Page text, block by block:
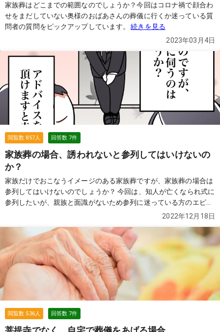
家族葬はどこまでの範囲なのでしょうか？今回はコロナ禍で顔合わ
せをまだしていない奥様のおばあさんの葬儀に行くか迷っている質
問者の質問をピックアップしています。
続きを見る
2023年03月4日
閲覧数 857人 回答数7件
家族葬の場合、誘われないと参列してはいけないの
か？
家族だけでおこなうイメージのある家族葬ですが、家族葬の場合は
参列してはいけないのでしょうか？ 今回は、知人が亡くなられ式に
参列したいが、親族と面識がないため参列に迷っている方のエピソ
2022年12月18日
閲覧数 536人 回答数7件